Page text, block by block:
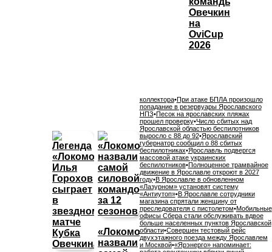
Овечкина
на
OviCup
2026
«Локомотив»
назвали
коллектора•При атаке БПЛА произошло
попадание в резервуары Ярославского
НПЗ•Песок на ярославских пляжах
прошел проверку•Число сбитых над
Ярославской областью беспилотников
выросло с 88 до 92•Ярославский
губернатор сообщил о 88 сбитых
беспилотниках•Ярославль подвергся
массовой атаке украинских
беспилотников•Полноценное трамвайное
движение в Ярославле откроют в 2027
году•В Ярославле в обновленном
«Лазурном» установят систему
«Антиутоп»•В Ярославле сотрудники
магазина спрятали женщину от
преследователя с пистолетом•Мобильные
офисы Сбера стали обслуживать вдвое
больше населенных пунктов Ярославской
области•Совершен тестовый рейс
двухэтажного поезда между Ярославлем
и Москвой•«Ярэнерго» напоминает: